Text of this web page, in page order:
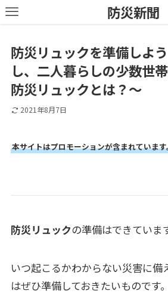
防災新聞
防災リュックを準備しよ
し、二人暮らしの少数世
防災リュックとは？〜
2021年8月7日
本サイトはプロモーションが含まれていま
防災リュックの準備はできていま
いつ起こるかわからない災害に備
はぜひ準備しておきたいものです。